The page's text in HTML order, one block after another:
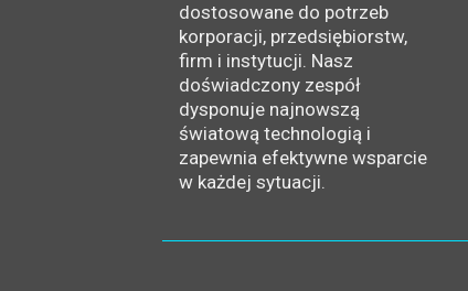
dostosowane do potrzeb
korporacji, przedsiębiorstw,
firm i instytucji. Nasz
doświadczony zespół
dysponuje najnowszą
światową technologią i
zapewnia efektywne wsparcie
w każdej sytuacji.